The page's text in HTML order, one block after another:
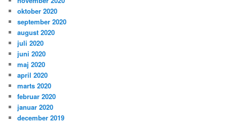
oktober 2020
september 2020
august 2020
juli 2020
juni 2020
maj 2020
april 2020
marts 2020
februar 2020
januar 2020
december 2019